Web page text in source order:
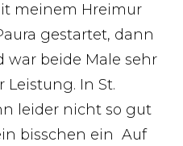
meinem Hreimur
gestartet, dann
war beide Male sehr
In St.
leider nicht so gut
bisschen ein Auf